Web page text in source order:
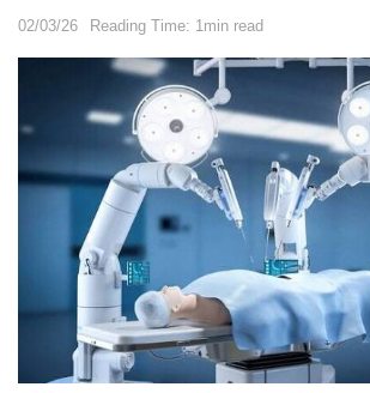
02/03/26 Reading Time: 1min read